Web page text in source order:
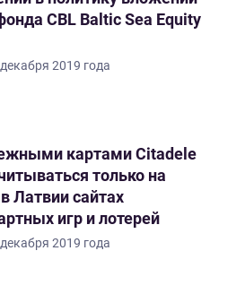
CBL Baltic Sea Equity
2019 года
картами Citadele
только на
Латвии сайтах
игр и лотерей
2019 года